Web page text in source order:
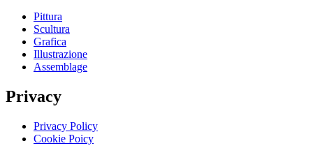
Pittura
Scultura
Grafica
Illustrazione
Assemblage
Privacy
Privacy Policy
Cookie Poicy